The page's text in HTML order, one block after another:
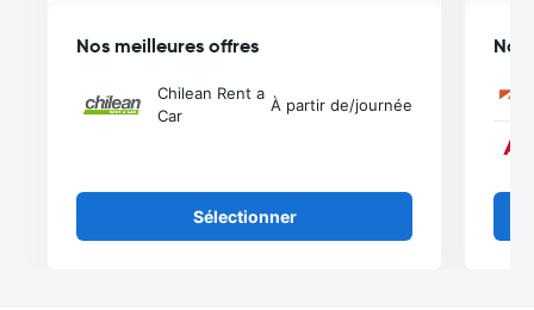
Nos meilleures offres
Chilean Rent a
Car
À partir de/journée
Sélectionner
Nos